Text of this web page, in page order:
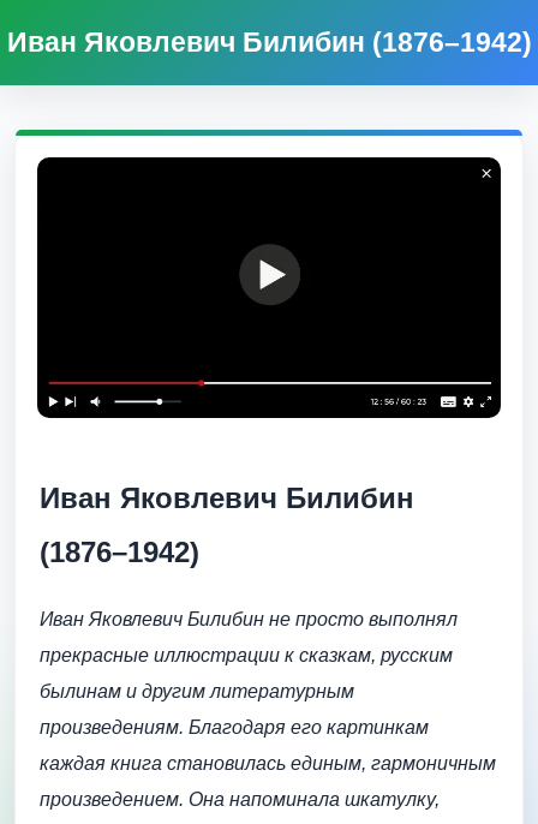
Иван Яковлевич Билибин (1876–1942)
Иван Яковлевич Билибин
(1876–1942)
Иван Яковлевич Билибин не просто выполнял
прекрасные иллюстрации к сказкам, русским
былинам и другим литературным
произведениям. Благодаря его картинкам
каждая книга становилась единым, гармоничным
произведением. Она напоминала шкатулку,